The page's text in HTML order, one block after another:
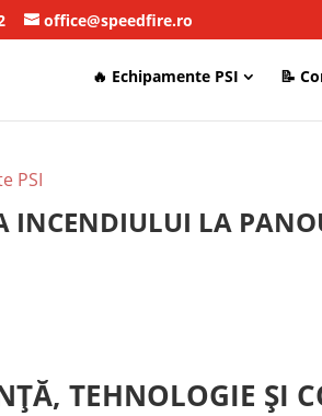
office@speedfire.ro
🔥 Echipamente PSI 📝
INCENDIULUI LA
TEHNOLOGIE ȘI